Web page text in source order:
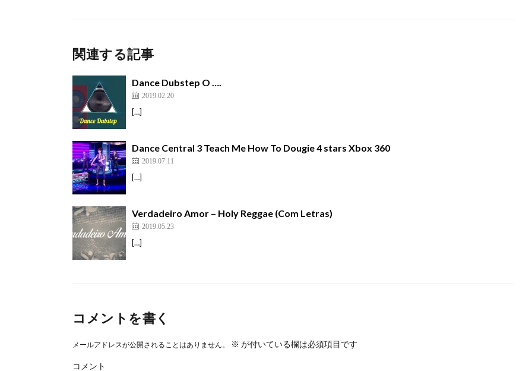
関連する記事
Dance Dubstep O ….
2019.02.20
[…]
Dance Central 3 Teach Me How To Dougie 4 stars Xbox 360
2019.07.11
[…]
Verdadeiro Amor – Holy Reggae (Com Letras)
2019.05.23
[…]
コメントを書く
メールアドレスが公開されることはありません。 ※ が付いている欄は必須項目です
コメント